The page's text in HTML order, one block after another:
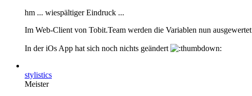
hm ... wiespältiger Eindruck ...
Im Web-Client von Tobit.Team werden die Variablen nun ausgewertet
In der iOs App hat sich noch nichts geändert
stylistics
Meister